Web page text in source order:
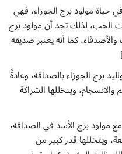
حياة مولود برج الجوزاء، فهي
الحب، لذلك تجد أن مولود برج
كما أنه يعتبر صديقه
برج الجوزاء بالصداقة، وعادةً
ويتخللها الشراكة
مولود برج الأسد في الصداقة،
ويتخللها قدر كبير من